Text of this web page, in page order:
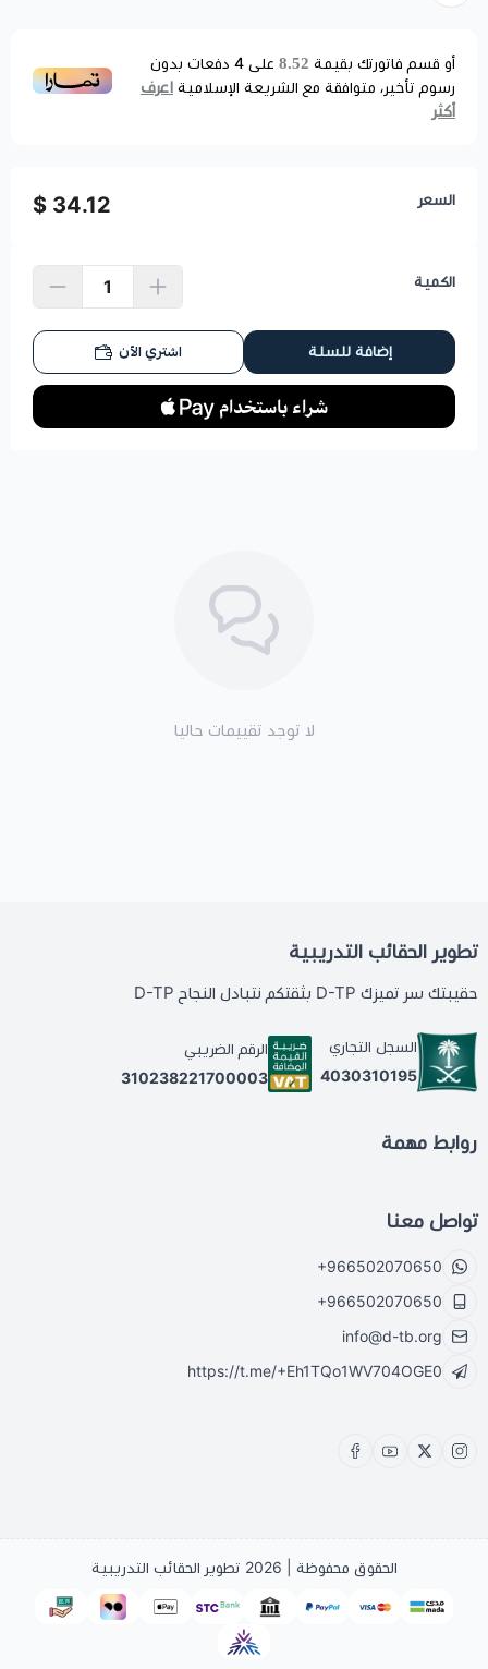
أو قسم فاتورتك بقيمة 8.52 على 4 دفعات بدون
رسوم تأخير، متوافقة مع الشريعة الإسلامية اعرف
أكثر
السعر 34.12 $
الكمية
إضافة للسلة اشتري الآن
لا توجد تقييمات حاليا
تطوير الحقائب التدريبية
حقيبتك سر تميزك D-TP بثقتكم نتبادل النجاح D-TP
السجل التجاري
4030310195
الرقم الضريبي
310238221700003
روابط مهمة
تواصل معنا
+966502070650
+966502070650
info@d-tb.org
https://t.me/+Eh1TQo1WV704OGE0
الحقوق محفوظة | 2026 تطوير الحقائب التدريبية